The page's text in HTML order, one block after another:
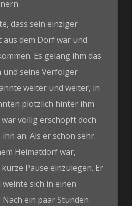
dass sein einziger
aus dem Dorf war und
Es gelang ihm das
und seine Verfolger
weiter und weiter, in
plötzlich hinter ihm
war völlig erschöpft doch
an. Als er schon sehr
Heimatdorf war,
Pause einzulegen. Er
sich in einen
ein paar Stunden